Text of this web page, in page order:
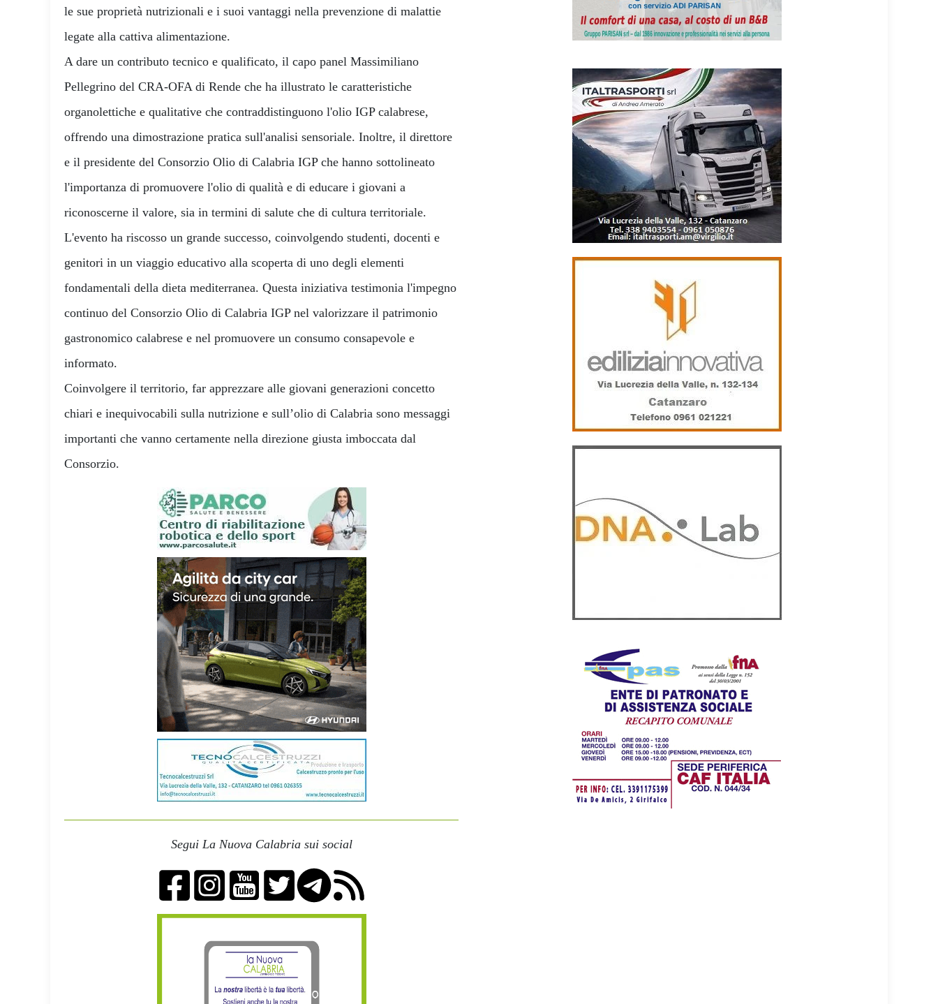
le sue proprietà nutrizionali e i suoi vantaggi nella prevenzione di malattie
legate alla cattiva alimentazione.
A dare un contributo tecnico e qualificato, il capo panel Massimiliano
Pellegrino del CRA-OFA di Rende che ha illustrato le caratteristiche
organolettiche e qualitative che contraddistinguono l'olio IGP calabrese,
offrendo una dimostrazione pratica sull'analisi sensoriale. Inoltre, il direttore
e il presidente del Consorzio Olio di Calabria IGP che hanno sottolineato
l'importanza di promuovere l'olio di qualità e di educare i giovani a
riconoscerne il valore, sia in termini di salute che di cultura territoriale.
L'evento ha riscosso un grande successo, coinvolgendo studenti, docenti e
genitori in un viaggio educativo alla scoperta di uno degli elementi
fondamentali della dieta mediterranea. Questa iniziativa testimonia l'impegno
continuo del Consorzio Olio di Calabria IGP nel valorizzare il patrimonio
gastronomico calabrese e nel promuovere un consumo consapevole e
informato.
Coinvolgere il territorio, far apprezzare alle giovani generazioni concetto
chiari e inequivocabili sulla nutrizione e sull’olio di Calabria sono messaggi
importanti che vanno certamente nella direzione giusta imboccata dal
Consorzio.
Segui La Nuova Calabria sui social